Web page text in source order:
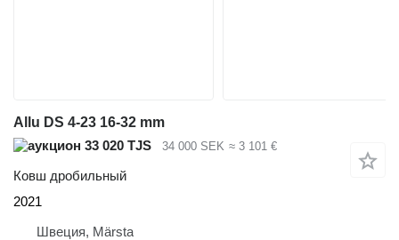
Allu DS 4-23 16-32 mm
33 020 TJS
34 000 SEK ≈ 3 101 €
Ковш дробильный
2021
Швеция, Märsta